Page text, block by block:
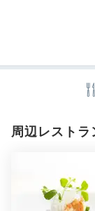
昼間の京都観
リー。コインラ
ドライヤー キ
※設備・アメニティ
周辺レストラ